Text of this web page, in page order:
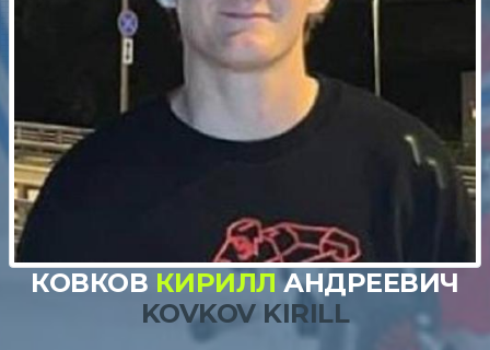
КОВКОВ КИРИЛЛАНДРЕЕВИЧ
KOVKOV KIRILL